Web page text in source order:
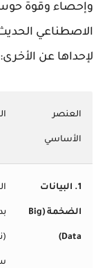
وإحصاء وقوة
الاصطناعي
لإحداها عن الأخرى:
العنصر
الأساسي
1. البيانات
الضخمة (Big
Data)